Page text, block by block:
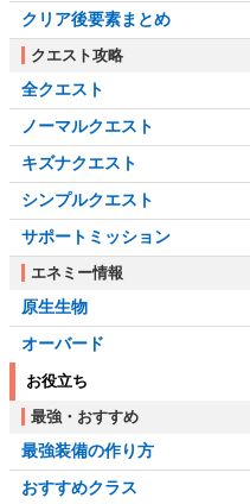
クリア後要素まとめ
クエスト攻略
全クエスト
ノーマルクエスト
キズナクエスト
シンプルクエスト
サポートミッション
エネミー情報
原生生物
オーバード
お役立ち
最強・おすすめ
最強装備の作り方
おすすめクラス